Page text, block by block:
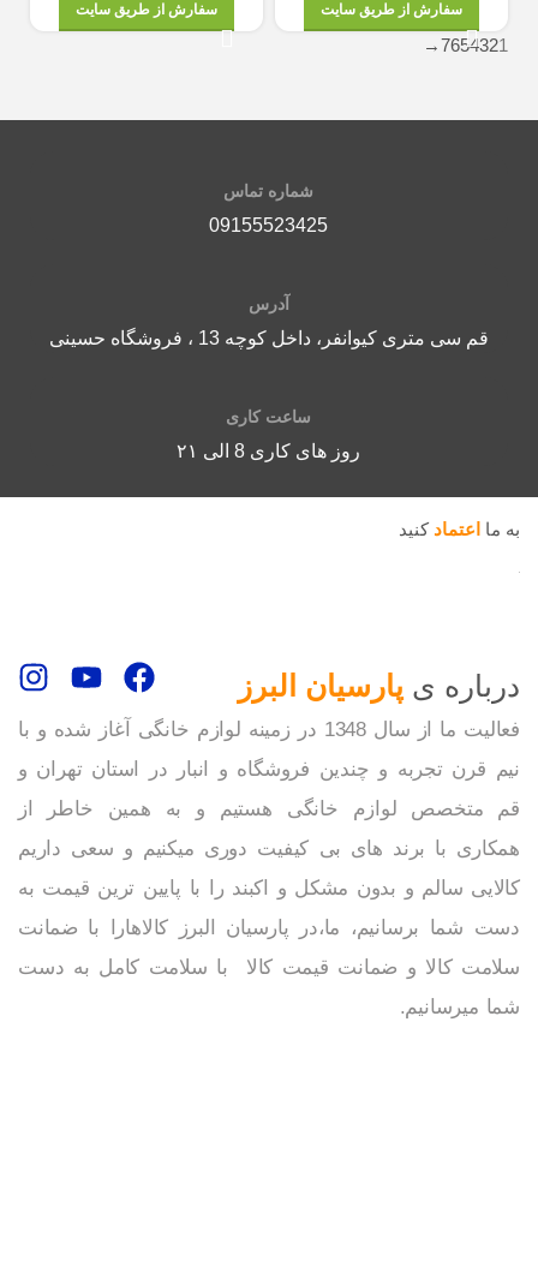
سفارش از طریق سایت سفارش از طریق سایت
1
2
3
4
5
6
7
→
شماره تماس
09155523425
آدرس
قم سی متری کیوانفر، داخل کوچه 13 ، فروشگاه حسینی
ساعت کاری
روز های کاری 8 الی ۲۱
درباره ی پارسیان البرز
فعالیت ما از سال 1348 در زمینه لوازم خانگی آغاز شده و با
نیم قرن تجربه و چندین فروشگاه و انبار در استان تهران و
قم متخصص لوازم خانگی هستیم و به همین خاطر از
همکاری با برند های بی کیفیت دوری میکنیم و سعی داریم
کالایی سالم و بدون مشکل و اکبند را با پایین ترین قیمت به
دست شما برسانیم، ما،در پارسیان البرز کالاهارا با ضمانت
سلامت کالا و ضمانت قیمت کالا با سلامت کامل به دست
شما میرسانیم.
به ما اعتماد کنید